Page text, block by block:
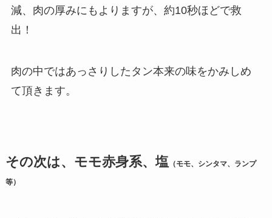
減、肉の厚みにもよりますが、約10秒ほどで救
出！
肉の中ではあっさりしたタン本来の味をかみしめ
て頂きます。
その次は、 モモ赤身系、塩 （モモ、シンタマ、ランプ
等）